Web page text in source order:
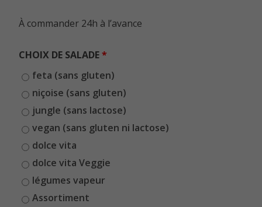
À commander 24h à l’avance
CHOIX DE SALADE
feta (sans gluten)
niçoise (sans gluten)
jungle (sans lactose)
vegan (sans gluten ni lactose)
dolce vita
dolce vita Veggie
légumes vapeur
Assortiment